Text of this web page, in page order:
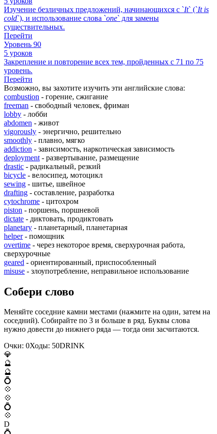
Изучение безличных предложений, начинающихся с `It` (`It is
cold`), и использование слова `one` для замены
существительных.
Перейти
Уровень 90
5 уроков
Закрепление и повторение всех тем, пройденных с 71 по 75
уровень.
Перейти
Возможно, вы захотите изучить эти английские слова:
combustion - горение, сжигание
freeman - свободный человек, фриман
lobby - лобби
abdomen - живот
vigorously - энергично, решительно
smoothly - плавно, мягко
addiction - зависимость, наркотическая зависимость
deployment - развертывание, размещение
drastic - радикальный, резкий
bicycle - велосипед, мотоцикл
sewing - шитье, швейное
drafting - составление, разработка
cytochrome - цитохром
piston - поршень, поршневой
dictate - диктовать, продиктовать
planetary - планетарный, планетарная
helper- помощник
overtime - через некоторое время, сверхурочная работа,
сверхурочные
geared - ориентированный, приспособленный
misuse - злоупотребление, неправильное использование
Собери слово
Меняйте соседние камни местами (нажмите на один, затем на
соседний). Собирайте по 3 и больше в ряд. Буквы слова
нужно довести до нижнего ряда — тогда они засчитаются.
Очки: 0Ходы: 50DRINK
💎
🔮
🔮
💍
💠
💠
💍
💠
D